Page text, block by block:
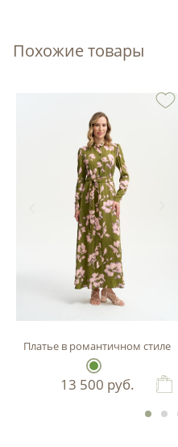
Похожие товары
Платье в романтичном стиле
13 500 руб.